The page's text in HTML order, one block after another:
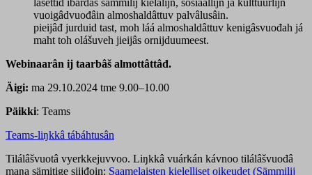
lasettiđ ibárdâs sämmilij kielâlijn, sosiaallijn já kulttuurlijn
vuoigâdvuođâin almoshaldâttuv palvâlusâin.
pieijâđ jurduid tast, moh láá almoshaldâttuv kenigâsvuođah já
maht toh olášuveh jieijâs ornijduumeest.
Webinaarân ij taarbâš almottâttâđ.
Äigi: ma 29.10.2024 tme 9.00–10.00
Päikki: Teams
Teams-liŋkkâ tábáhtusân
Tilálâšvuotâ vyerkkejuvvoo. Liŋkkâ vuárkán kávnoo tilálâšvuođâ
maŋa sämitige siijđoin: Saamelaisten kielelliset oikeudet (Sämmilij